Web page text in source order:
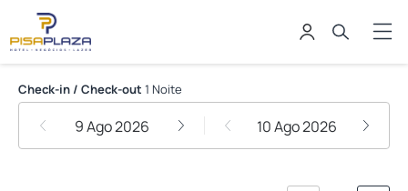
Pisa Plaza Hotel
Check-in / Check-out 1 Noite
9 Ago 2026 10 Ago 2026